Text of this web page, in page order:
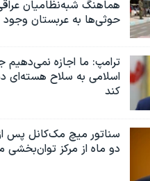
هماهنگ شبه‌نظامیان
حوثی‌ها به عربستان وجود
ترامپ: ما اجازه نمی‌دهیم
اسلامی به سلاح هسته‌ای
کند
سناتور میچ مک‌کانل پس
دو ماه از مرکز